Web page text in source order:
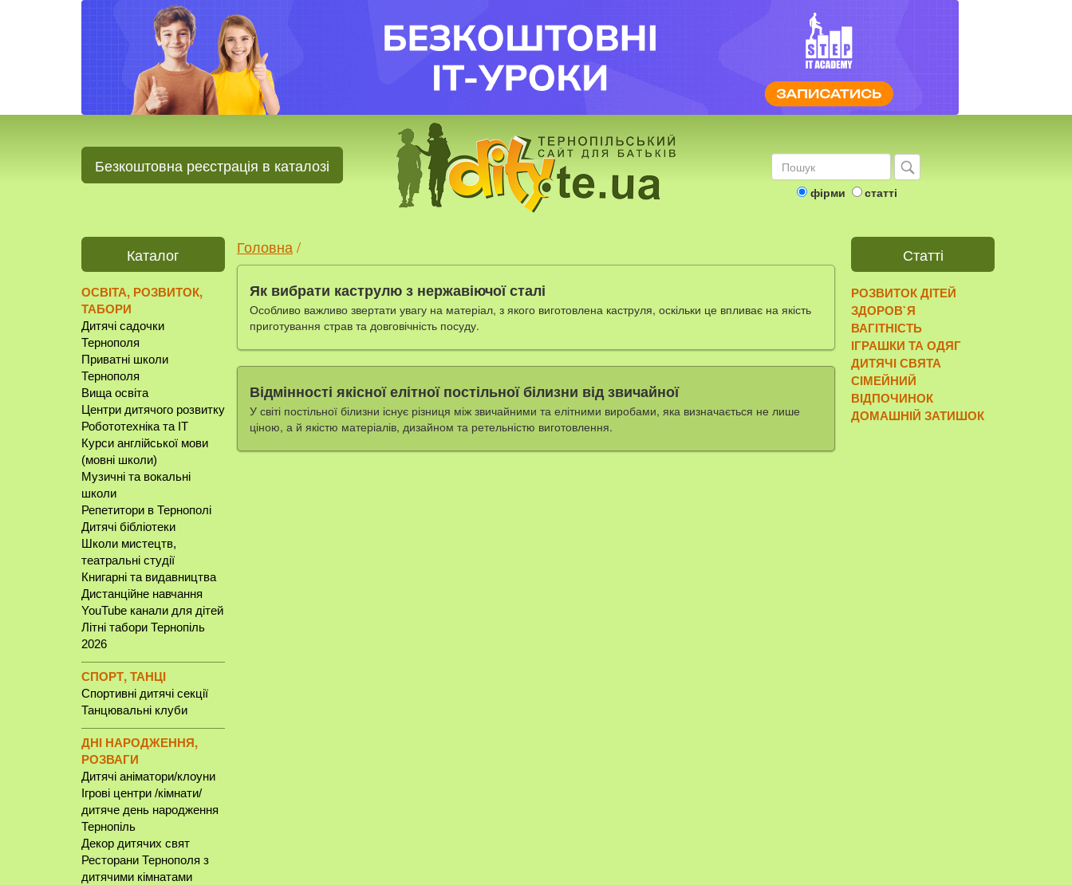
Безкоштовна реєстрація в каталозі
фірми статті
Каталог
ОСВІТА, РОЗВИТОК,
ТАБОРИ
Дитячі садочки
Тернополя
Приватні школи
Тернополя
Вища освіта
Центри дитячого розвитку
Робототехніка та IT
Курси англійської мови
(мовні школи)
Музичні та вокальні
школи
Репетитори в Тернополі
Дитячі бібліотеки
Школи мистецтв,
театральні студії
Книгарні та видавництва
Дистанційне навчання
YouTube канали для дітей
Літні табори Тернопіль
2026
СПОРТ, ТАНЦІ
Спортивні дитячі секції
Танцювальні клуби
ДНІ НАРОДЖЕННЯ,
РОЗВАГИ
Дитячі аніматори/клоуни
Ігрові центри /кімнати/
дитяче день народження
Тернопіль
Декор дитячих свят
Ресторани Тернополя з
дитячими кімнатами
Головна /
Як вибрати каструлю з нержавіючої сталі
Особливо важливо звертати увагу на матеріал, з якого виготовлена каструля, оскільки це впливає на якість
приготування страв та довговічність посуду.
Відмінності якісної елітної постільної білизни від звичайної
У світі постільної білизни існує різниця між звичайними та елітними виробами, яка визначається не лише
ціною, а й якістю матеріалів, дизайном та ретельністю виготовлення.
Статті
РОЗВИТОК ДІТЕЙ
ЗДОРОВ`Я
ВАГІТНІСТЬ
ІГРАШКИ ТА ОДЯГ
ДИТЯЧІ СВЯТА
СІМЕЙНИЙ
ВІДПОЧИНОК
ДОМАШНІЙ ЗАТИШОК